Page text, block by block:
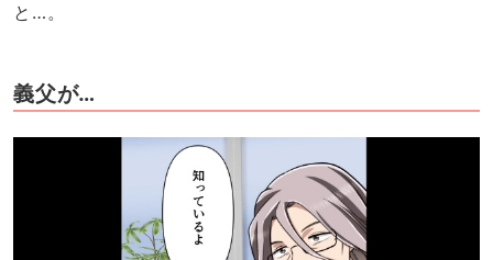
と…。
義父が…